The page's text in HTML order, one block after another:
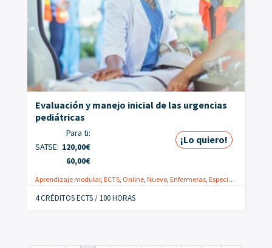
Evaluación y manejo inicial de las urgencias
pediátricas
Para ti:
120,00€
SATSE:
60,00€
¡Lo quiero!
Aprendizaje modular, ECTS, Online, Nuevo, Enfermeras, Especialistas
4 CRÉDITOS ECTS / 100 HORAS